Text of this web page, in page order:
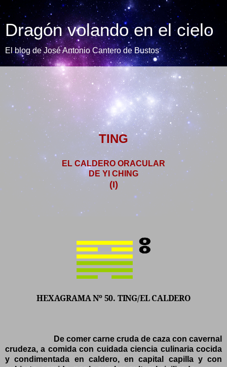
Dragón volando en el cielo
El blog de José Antonio Cantero de Bustos
TING
EL CALDERO ORACULAR
DE YI CHING
(I)
HEXAGRAMA Nº 50. TING/EL CALDERO
De comer carne cruda de caza con cavernal
crudeza, a comida con cuidada ciencia culinaria cocida
y condimentada en caldero, en capital capilla y con